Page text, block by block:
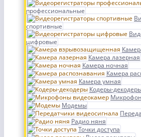
профессиональные
спортивные
цифровые
Камера лазерная
Камера ночная
Камера
Камера умная
Кодеры-
Модемы
Радио няня
Точки доступа